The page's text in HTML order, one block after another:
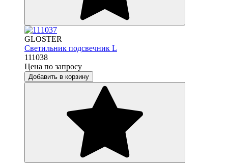
GLOSTER
Светильник подсвечник L
111038
Цена по запросу
Добавить в корзину